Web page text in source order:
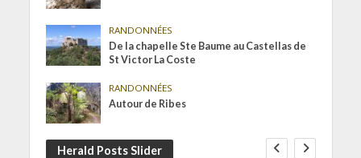
RANDONNÉES
De la chapelle Ste Baume au Castellas de
St Victor La Coste
RANDONNÉES
Autour de Ribes
Herald Posts Slider